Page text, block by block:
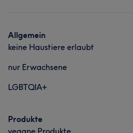
Allgemein
keine Haustiere erlaubt
nur Erwachsene
LGBTQIA+
Produkte
vegane Produkte